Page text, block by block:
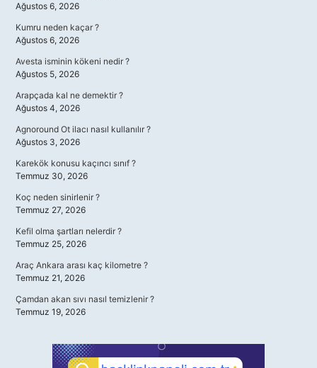
Ağustos 6, 2026
Kumru neden kaçar ?
Ağustos 6, 2026
Avesta isminin kökeni nedir ?
Ağustos 5, 2026
Arapçada kal ne demektir ?
Ağustos 4, 2026
Agnoround Ot ilacı nasıl kullanılır ?
Ağustos 3, 2026
Karekök konusu kaçıncı sınıf ?
Temmuz 30, 2026
Koç neden sinirlenir ?
Temmuz 27, 2026
Kefil olma şartları nelerdir ?
Temmuz 25, 2026
Araç Ankara arası kaç kilometre ?
Temmuz 21, 2026
Çamdan akan sıvı nasıl temizlenir ?
Temmuz 19, 2026